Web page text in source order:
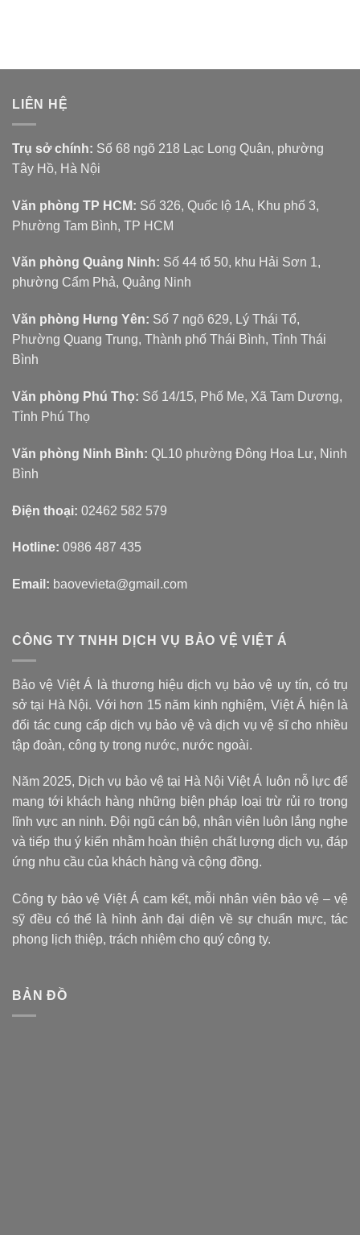
LIÊN HỆ
Trụ sở chính: Số 68 ngõ 218 Lạc Long Quân, phường
Tây Hồ, Hà Nội
Văn phòng TP HCM: Số 326, Quốc lộ 1A, Khu phố 3,
Phường Tam Bình, TP HCM
Văn phòng Quảng Ninh: Số 44 tổ 50, khu Hải Sơn 1,
phường Cẩm Phả, Quảng Ninh
Văn phòng Hưng Yên: Số 7 ngõ 629, Lý Thái Tổ,
Phường Quang Trung, Thành phố Thái Bình, Tỉnh Thái
Bình
Văn phòng Phú Thọ: Số 14/15, Phố Me, Xã Tam Dương,
Tỉnh Phú Thọ
Văn phòng Ninh Bình: QL10 phường Đông Hoa Lư, Ninh
Bình
Điện thoại: 02462 582 579
Hotline: 0986 487 435
Email: baovevieta@gmail.com
CÔNG TY TNHH DỊCH VỤ BẢO VỆ VIỆT Á
Bảo vệ Việt Á là thương hiệu dịch vụ bảo vệ uy tín, có trụ
sở tại Hà Nội. Với hơn 15 năm kinh nghiệm, Việt Á hiện là
đối tác cung cấp dịch vụ bảo vệ và dịch vụ vệ sĩ cho nhiều
tập đoàn, công ty trong nước, nước ngoài.
Năm 2025, Dịch vụ bảo vệ tại Hà Nội Việt Á luôn nỗ lực để
mang tới khách hàng những biện pháp loại trừ rủi ro trong
lĩnh vực an ninh. Đội ngũ cán bộ, nhân viên luôn lắng nghe
và tiếp thu ý kiến nhằm hoàn thiện chất lượng dịch vụ, đáp
ứng nhu cầu của khách hàng và cộng đồng.
Công ty bảo vệ Việt Á cam kết, mỗi nhân viên bảo vệ – vệ
sỹ đều có thể là hình ảnh đại diện về sự chuẩn mực, tác
phong lịch thiệp, trách nhiệm cho quý công ty.
BẢN ĐỒ